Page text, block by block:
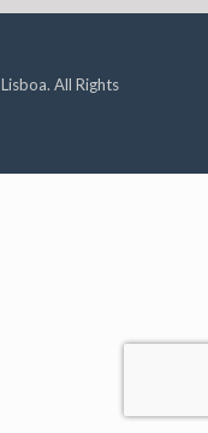
All Rights